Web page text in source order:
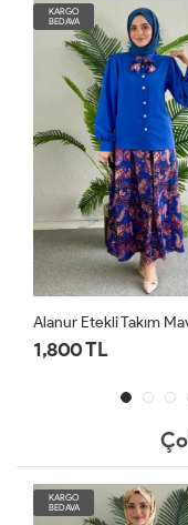
KARGO
BEDAVA
Alanur Etekli Takım
1,800 TL
KARGO
BEDAVA